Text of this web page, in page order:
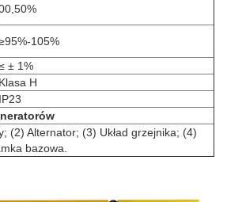
105%
± 1%
Klasa H
IP23
(2) Alternator; (3) Układ grzejnika; (4)
bazowa.